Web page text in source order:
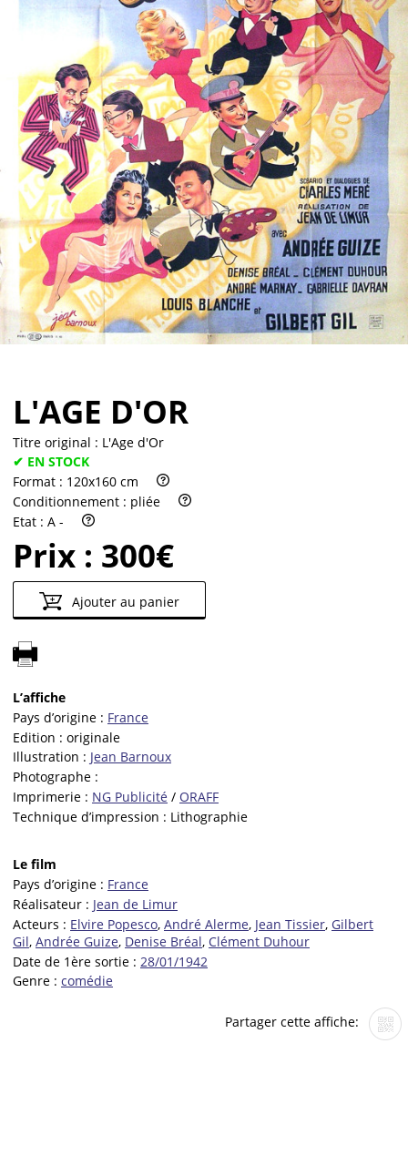
Vendre
L'AGE D'OR
Titre original : L'Age d'Or
✔ EN STOCK
Format : 120x160 cm
Conditionnement : pliée
Etat : A -
Prix : 300€
Ajouter au panier
L’affiche
Pays d’origine : France
Edition : originale
Illustration : Jean Barnoux
Photographe :
Imprimerie : NG Publicité / ORAFF
Technique d’impression : Lithographie
Le film
Pays d’origine : France
Réalisateur : Jean de Limur
Acteurs : Elvire Popesco, André Alerme, Jean Tissier, Gilbert
Gil, Andrée Guize, Denise Bréal, Clément Duhour
Date de 1ère sortie : 28/01/1942
Genre : comédie
Partager cette affiche: